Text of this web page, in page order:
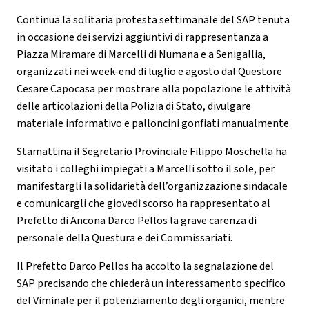
Continua la solitaria protesta settimanale del SAP tenuta
in occasione dei servizi aggiuntivi di rappresentanza a
Piazza Miramare di Marcelli di Numana e a Senigallia,
organizzati nei week-end di luglio e agosto dal Questore
Cesare Capocasa per mostrare alla popolazione le attività
delle articolazioni della Polizia di Stato, divulgare
materiale informativo e palloncini gonfiati manualmente.
Stamattina il Segretario Provinciale Filippo Moschella ha
visitato i colleghi impiegati a Marcelli sotto il sole, per
manifestargli la solidarietà dell’organizzazione sindacale
e comunicargli che giovedì scorso ha rappresentato al
Prefetto di Ancona Darco Pellos la grave carenza di
personale della Questura e dei Commissariati.
Il Prefetto Darco Pellos ha accolto la segnalazione del
SAP precisando che chiederà un interessamento specifico
del Viminale per il potenziamento degli organici, mentre